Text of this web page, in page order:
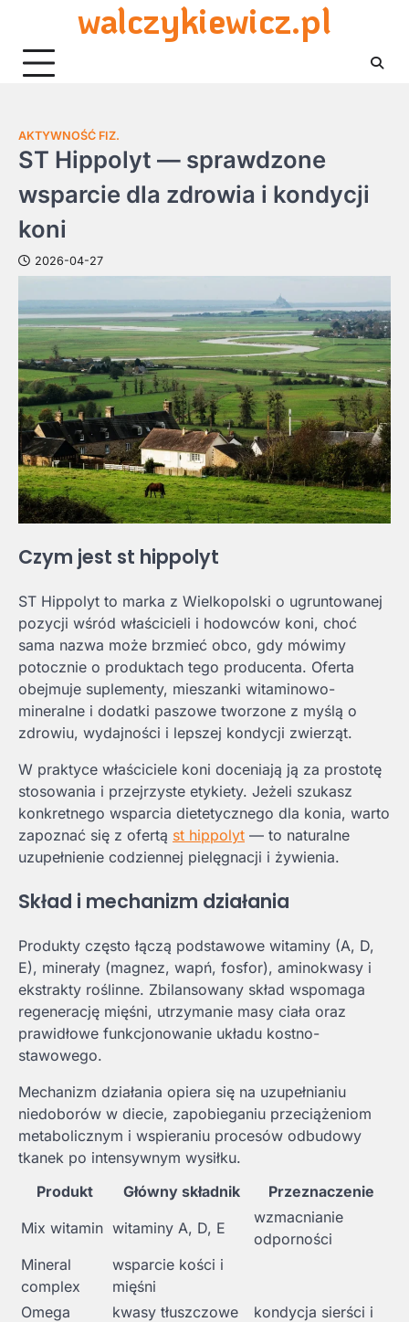
content
walczykiewicz.pl
AKTYWNOŚĆ FIZ.
ST Hippolyt — sprawdzone
wsparcie dla zdrowia i kondycji
koni
2026-04-27
Czym jest st hippolyt
ST Hippolyt to marka z Wielkopolski o ugruntowanej
pozycji wśród właścicieli i hodowców koni, choć
sama nazwa może brzmieć obco, gdy mówimy
potocznie o produktach tego producenta. Oferta
obejmuje suplementy, mieszanki witaminowo-
mineralne i dodatki paszowe tworzone z myślą o
zdrowiu, wydajności i lepszej kondycji zwierząt.
W praktyce właściciele koni doceniają ją za prostotę
stosowania i przejrzyste etykiety. Jeżeli szukasz
konkretnego wsparcia dietetycznego dla konia, warto
zapoznać się z ofertą st hippolyt — to naturalne
uzupełnienie codziennej pielęgnacji i żywienia.
Skład i mechanizm działania
Produkty często łączą podstawowe witaminy (A, D,
E), minerały (magnez, wapń, fosfor), aminokwasy i
ekstrakty roślinne. Zbilansowany skład wspomaga
regenerację mięśni, utrzymanie masy ciała oraz
prawidłowe funkcjonowanie układu kostno-
stawowego.
Mechanizm działania opiera się na uzupełnianiu
niedoborów w diecie, zapobieganiu przeciążeniom
metabolicznym i wspieraniu procesów odbudowy
tkanek po intensywnym wysiłku.
Produkt
Główny składnik
Przeznaczenie
Mix witamin witaminy A, D, E
wzmacnianie
odporności
Mineral
complex
wsparcie kości i
mięśni
Omega
kwasy tłuszczowe
kondycja sierści i